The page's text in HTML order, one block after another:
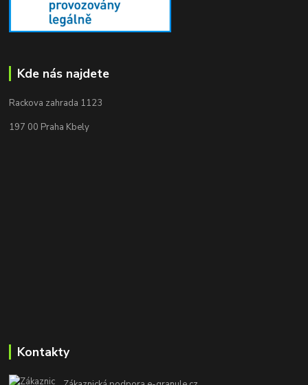
Kde nás najdete
Rackova zahrada 1123
197 00 Praha Kbely
Kontakty